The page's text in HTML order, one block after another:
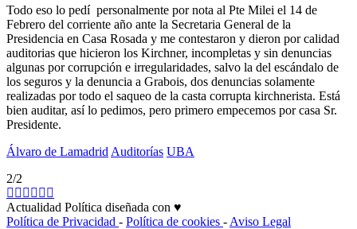
Todo eso lo pedí personalmente por nota al Pte Milei el 14 de
Febrero del corriente año ante la Secretaria General de la
Presidencia en Casa Rosada y me contestaron y dieron por calidad
auditorias que hicieron los Kirchner, incompletas y sin denuncias
algunas por corrupción e irregularidades, salvo la del escándalo de
los seguros y la denuncia a Grabois, dos denuncias solamente
realizadas por todo el saqueo de la casta corrupta kirchnerista. Está
bien auditar, así lo pedimos, pero primero empecemos por casa Sr.
Presidente.
Álvaro de Lamadrid Auditorías UBA
2/2
Actualidad Política diseñada con ♥
Política de Privacidad - Política de cookies - Aviso Legal